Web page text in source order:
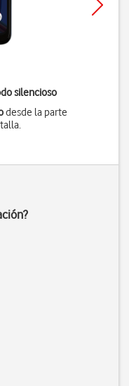
silencioso
desde la parte